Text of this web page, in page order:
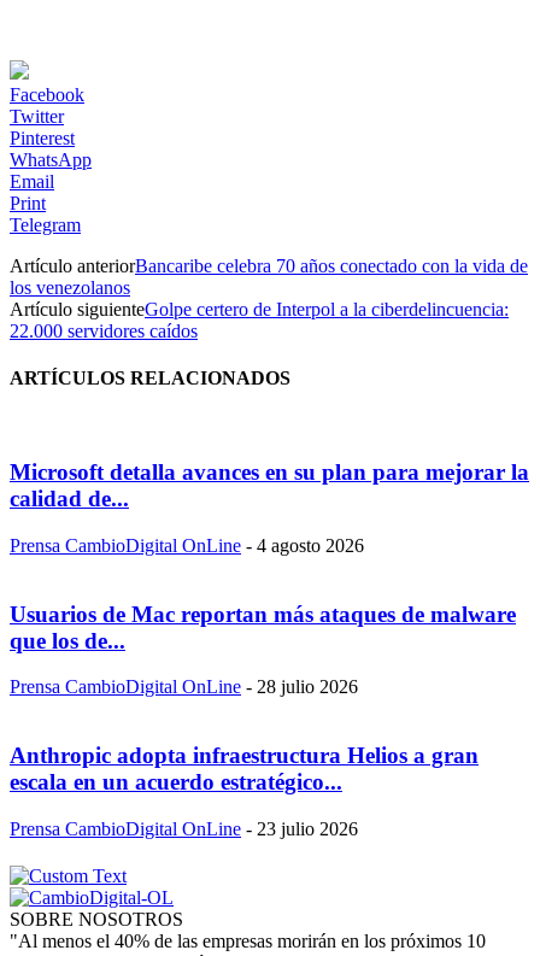
Facebook
Twitter
Pinterest
WhatsApp
Email
Print
Telegram
Artículo anteriorBancaribe celebra 70 años conectado con la vida de
los venezolanos
Artículo siguienteGolpe certero de Interpol a la ciberdelincuencia:
22.000 servidores caídos
ARTÍCULOS RELACIONADOS
Microsoft detalla avances en su plan para mejorar la
calidad de...
Prensa CambioDigital OnLine - 4 agosto 2026
Usuarios de Mac reportan más ataques de malware
que los de...
Prensa CambioDigital OnLine - 28 julio 2026
Anthropic adopta infraestructura Helios a gran
escala en un acuerdo estratégico...
Prensa CambioDigital OnLine - 23 julio 2026
SOBRE NOSOTROS
"Al menos el 40% de las empresas morirán en los próximos 10